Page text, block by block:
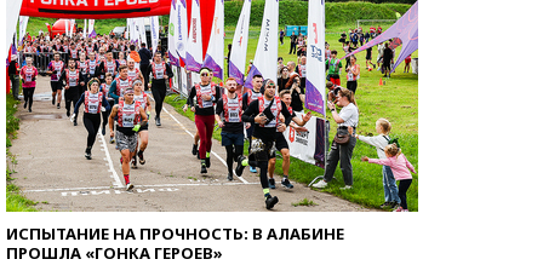
ИСПЫТАНИЕ НА ПРОЧНОСТЬ: В АЛАБИНЕ
ПРОШЛА «ГОНКА ГЕРОЕВ»